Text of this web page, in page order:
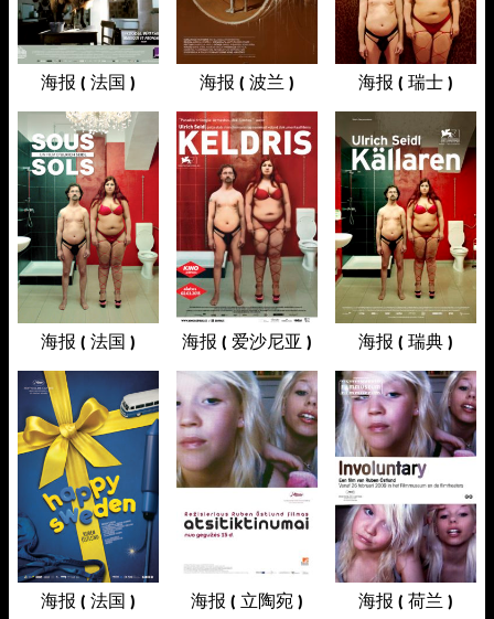
海报 ( 法国 ) 海报 ( 波兰 ) 海报 ( 瑞士 )
海报 ( 法国 ) 海报 ( 爱沙尼亚 ) 海报 ( 瑞典 )
海报 ( 法国 ) 海报 ( 立陶宛 ) 海报 ( 荷兰 )